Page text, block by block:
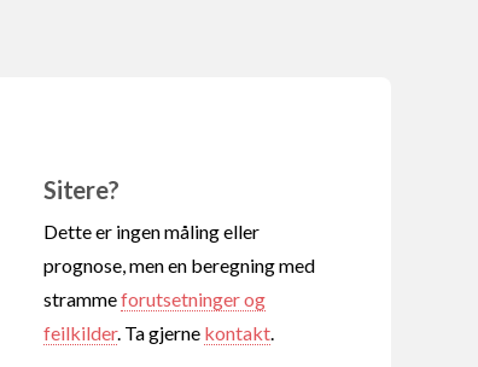
Sitere?
Dette er ingen måling eller
prognose, men en beregning med
strammeforutsetninger og
feilkilder. Ta gjerne kontakt